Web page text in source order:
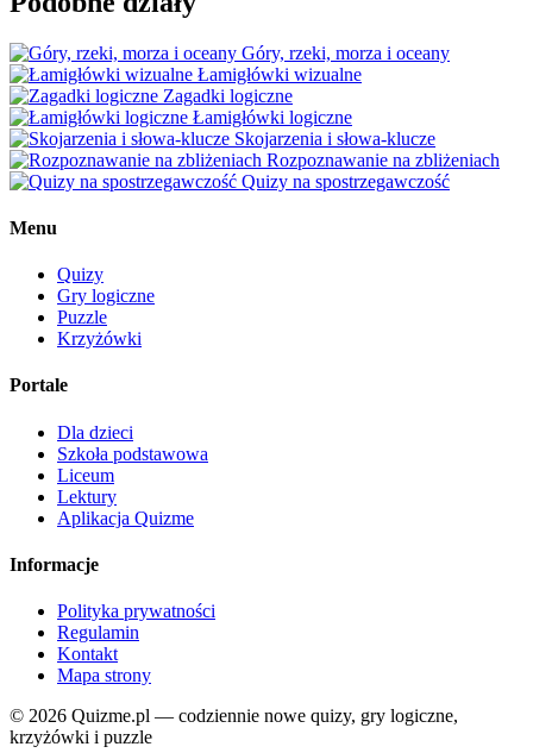
Góry, rzeki, morza i oceany
Łamigłówki wizualne
Zagadki logiczne
Łamigłówki logiczne
Skojarzenia i słowa-klucze
Rozpoznawanie na zbliżeniach
Quizy na spostrzegawczość
Menu
Quizy
Gry logiczne
Puzzle
Krzyżówki
Portale
Dla dzieci
Szkoła podstawowa
Liceum
Lektury
Aplikacja Quizme
Informacje
Polityka prywatności
Regulamin
Kontakt
Mapa strony
© 2026 Quizme.pl — codziennie nowe quizy, gry logiczne,
krzyżówki i puzzle